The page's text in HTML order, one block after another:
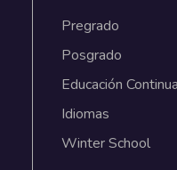
Pregrado
Posgrado
Educación Continua
Idiomas
Winter School